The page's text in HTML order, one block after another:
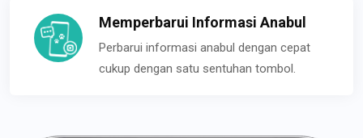
Memperbarui Informasi Anabul
Perbarui informasi anabul dengan cepat
cukup dengan satu sentuhan tombol.